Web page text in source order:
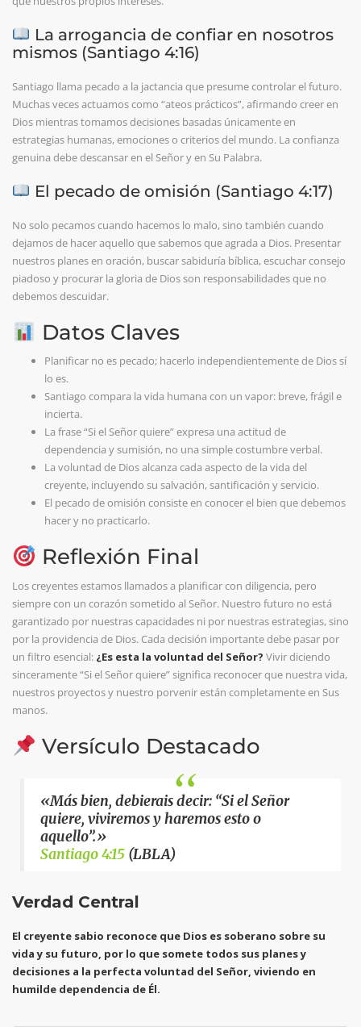
La arrogancia de confiar en nosotros
mismos (Santiago 4:16)
Santiago llama pecado a la jactancia que presume controlar el futuro.
Muchas veces actuamos como “ateos prácticos”, afirmando creer en
Dios mientras tomamos decisiones basadas únicamente en
estrategias humanas, emociones o criterios del mundo. La confianza
genuina debe descansar en el Señor y en Su Palabra.
El pecado de omisión (Santiago 4:17)
No solo pecamos cuando hacemos lo malo, sino también cuando
dejamos de hacer aquello que sabemos que agrada a Dios. Presentar
nuestros planes en oración, buscar sabiduría bíblica, escuchar consejo
piadoso y procurar la gloria de Dios son responsabilidades que no
debemos descuidar.
Datos Claves
Planificar no es pecado; hacerlo independientemente de Dios sí
lo es.
Santiago compara la vida humana con un vapor: breve, frágil e
incierta.
La frase “Si el Señor quiere” expresa una actitud de
dependencia y sumisión, no una simple costumbre verbal.
La voluntad de Dios alcanza cada aspecto de la vida del
creyente, incluyendo su salvación, santificación y servicio.
El pecado de omisión consiste en conocer el bien que debemos
hacer y no practicarlo.
Reflexión Final
Los creyentes estamos llamados a planificar con diligencia, pero
siempre con un corazón sometido al Señor. Nuestro futuro no está
garantizado por nuestras capacidades ni por nuestras estrategias, sino
por la providencia de Dios. Cada decisión importante debe pasar por
un filtro esencial: ¿Es esta la voluntad del Señor? Vivir diciendo
sinceramente “Si el Señor quiere” significa reconocer que nuestra vida,
nuestros proyectos y nuestro porvenir están completamente en Sus
manos.
Versículo Destacado
«Más bien, debierais decir: “Si el Señor
quiere, viviremos y haremos esto o
aquello”.»
Santiago 4:15 (LBLA)
Verdad Central
El creyente sabio reconoce que Dios es soberano sobre su
vida y su futuro, por lo que somete todos sus planes y
decisiones a la perfecta voluntad del Señor, viviendo en
humilde dependencia de Él.